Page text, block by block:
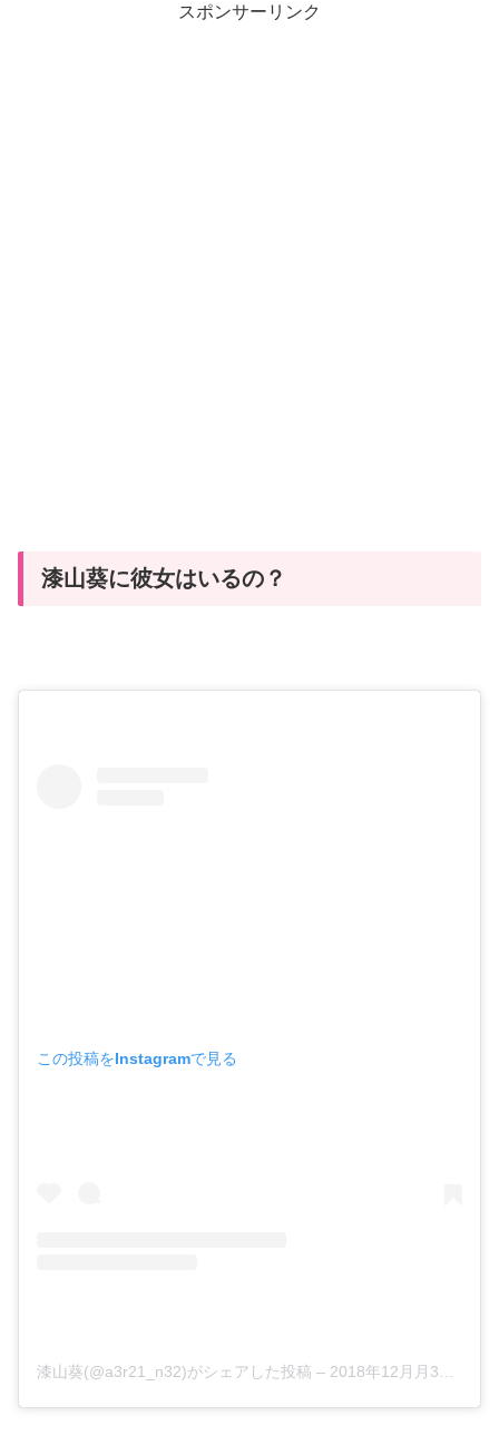
スポンサーリンク
漆山葵に彼女はいるの？
この投稿をInstagramで見る
漆山葵(@a3r21_n32)がシェアした投稿 – 2018年12月月31日午前5時11分PST